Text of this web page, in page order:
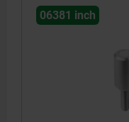
06381 inch